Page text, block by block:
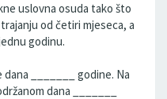
uslovna osuda tako što
od četiri mjeseca, a
godinu.
_______ godine. Na
dana _______